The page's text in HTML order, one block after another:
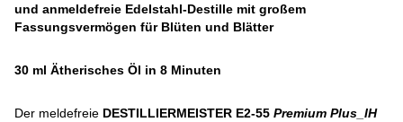
und anmeldefreie Edelstahl-Destille mit großem
Fassungsvermögen für Blüten und Blätter
30 ml Ätherisches Öl in 8 Minuten
Der meldefreie DESTILLIERMEISTER E2-55Premium Plus_IH